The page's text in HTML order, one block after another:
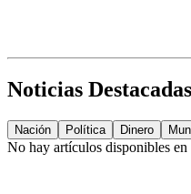
Noticias Destacadas
Nación Política Dinero
No hay artículos disponibles en